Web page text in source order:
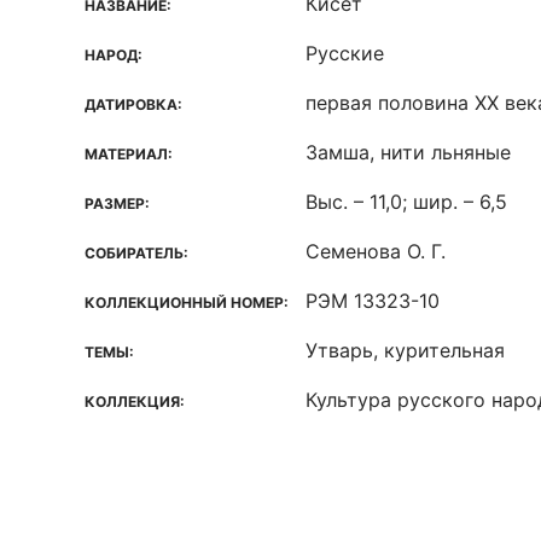
НАЗВАНИЕ:
НАРОД: Русские
ДАТИРОВКА: первая половина XX
МАТЕРИАЛ: Замша, нити льняные
РАЗМЕР: Выс. – 11,0; шир. – 6,5
СОБИРАТЕЛЬ: Семенова О. Г.
КОЛЛЕКЦИОННЫЙ НОМЕР: РЭМ 13323-10
ТЕМЫ: Утварь, курительная
КОЛЛЕКЦИЯ: Культура русского